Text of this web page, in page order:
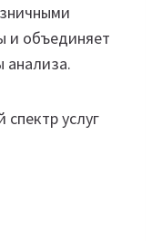
и объединяет
анализа.
услуг